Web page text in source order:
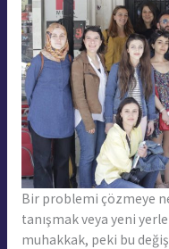
Bir problemi çözmeye
tanışmak veya yeni
muhakkak, peki bu